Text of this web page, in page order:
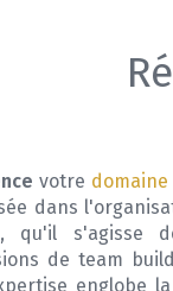
votre
dans
qu'il s'agisse
de team
englobe